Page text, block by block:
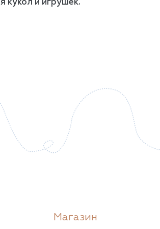
кукол и игрушек.
Магазин